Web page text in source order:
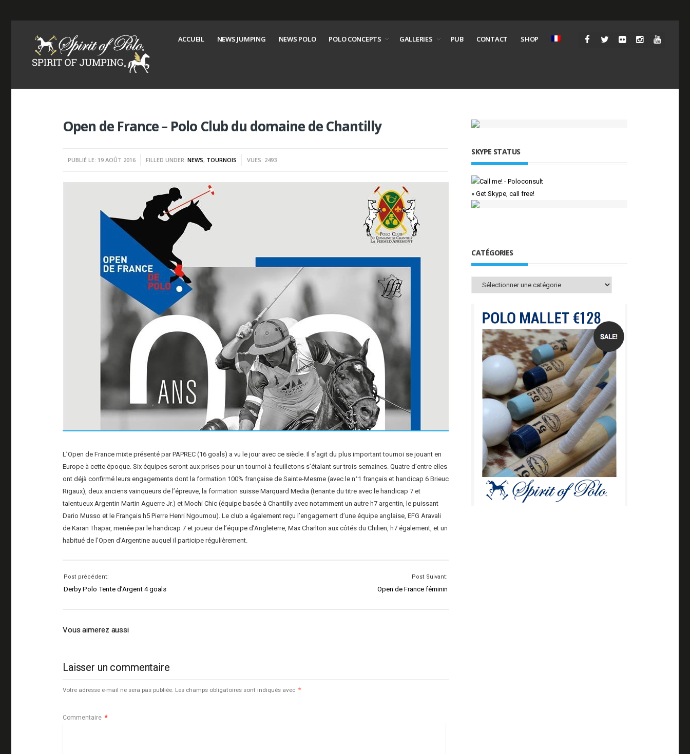
ACCUEIL NEWS JUMPING NEWS POLO POLO CONCEPTS GALLERIES PUB CONTACT SHOP
Open de France – Polo Club du domaine de Chantilly
PUBLIÉ LE: 19 AOÛT 2016 FILLED UNDER:NEWS, TOURNOIS VUES: 2493
L’Open de France mixte présenté par PAPREC (16 goals) a vu le jour avec ce siècle. Il s’agit du plus important tournoi se jouant en
Europe à cette époque. Six équipes seront aux prises pour un tournoi à feuilletons s’étalant sur trois semaines. Quatre d’entre elles
ont déjà confirmé leurs engagements dont la formation 100% française de Sainte-Mesme (avec le n°1 français et handicap 6 Brieuc
Rigaux), deux anciens vainqueurs de l’épreuve, la formation suisse Marquard Media (tenante du titre avec le handicap 7 et
talentueux Argentin Martin Aguerre Jr.) et Mochi Chic (équipe basée à Chantilly avec notamment un autre h7 argentin, le puissant
Dario Musso et le Français h5 Pierre Henri Ngoumou). Le club a également reçu l’engagement d’une équipe anglaise, EFG Aravali
de Karan Thapar, menée par le handicap 7 et joueur de l’équipe d’Angleterre, Max Charlton aux côtés du Chilien, h7 également, et un
habitué de l’Open d’Argentine auquel il participe régulièrement.
Post précédent:
Derby Polo Tente d’Argent 4 goals
Post Suivant:
Open de France féminin
Vous aimerez aussi
Laisser un commentaire
Votre adresse e-mail ne sera pas publiée. Les champs obligatoires sont indiqués avec *
Commentaire *
SKYPE STATUS
» Get Skype, call free!
CATÉGORIES
Catégories